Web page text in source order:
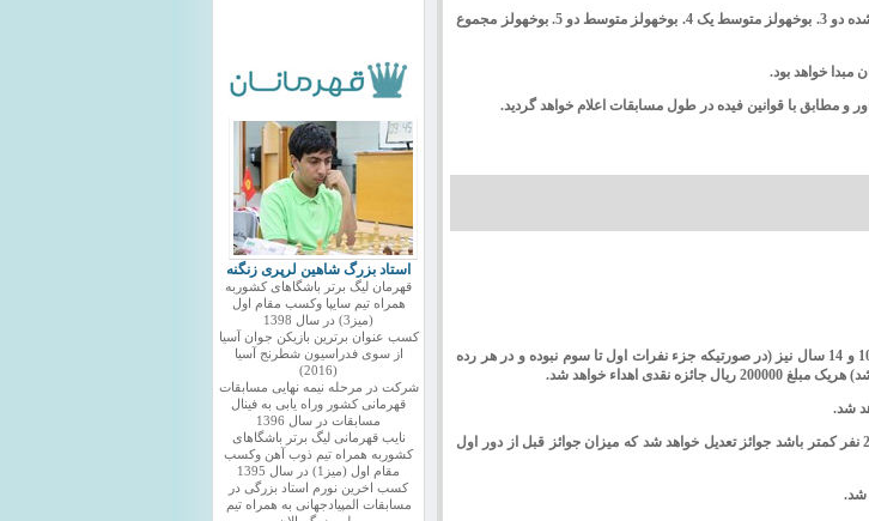
1. بوخهولز قطع شده یک 2. بوخهولز قطع شده دو 3. بوخهولز متوسط یک 4. بوخهولز متوسط دو 5. بوخهولز مجموع
به برترین شرکت کنندگان رده سنی زیر 10 و 14 سال نیز (در صورتیکه جزء نفرات اول تا سوم نبوده و در هر رده
- در صورتیکه تعداد شرکت کنندگان از 25 نفر کمتر باشد جوائز تعدیل خواهد شد که میزان جوائز قبل از دور اول
شد.
استاد بزرگ شاهین لرپری زنگنه
قهرمان لیگ برتر باشگاهای کشوربه
همراه تیم سایپا وکسب مقام اول
(میز3) در سال 1398
کسب عنوان برترین بازیکن جوان آسیا
از سوی فدراسیون شطرنج آسیا
(2016)
شرکت در مرحله نیمه نهایی مسابقات
قهرمانی کشور وراه یابی به فینال
مسابقات در سال 1396
نایب قهرمانی لیگ برتر باشگاهای
کشوربه همراه تیم ذوب آهن وکسب
مقام اول (میز1) در سال 1395
کسب اخرین نورم استاد بزرگی در
مسابقات المپیادجهانی به همراه تیم